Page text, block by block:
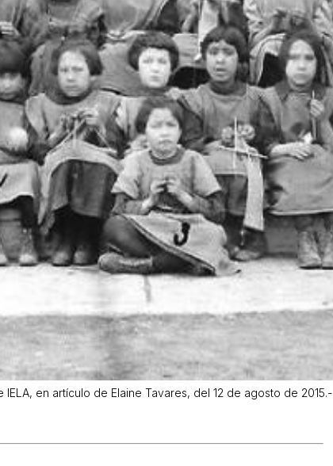
en artículo de Elaine Tavares, del 12 de agosto de 2015.-